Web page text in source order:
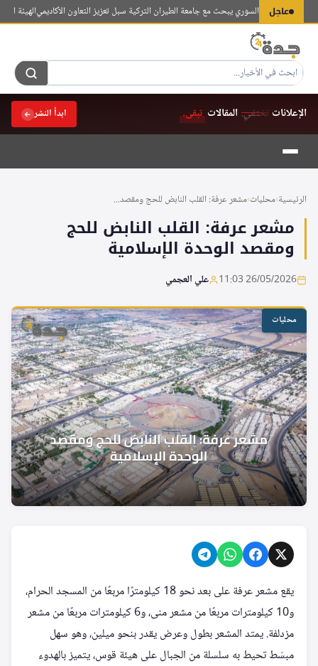
عاجل
العالي السوري يبحث مع جامعة الطيران التركية سبل تعزيز التعاون الأكاديميالهيئة العربية
الإعلانات تختفي.المقالات تبقى. ابدأ النشر
التجاوز
المحتوى
الرئيسية›محليات›مشعر عرفة: القلب النابض للحج ومقصد...
مشعر عرفة: القلب النابض للحج
ومقصد الوحدة الإسلامية
26/05/2026 11:03 علي العجمي
محليات
يقع مشعر عرفة على بعد نحو 18 كيلومترًا مربعًا من المسجد الحرام،
و10 كيلومترات مربعًا من مشعر منى، و6 كيلومترات مربعًا من مشعر
مزدلفة. يمتد المشعر بطول وعرض يقدر بنحو ميلين، وهو سهل
مبسّط تحيط به سلسلة من الجبال على هيئة قوس، يتميز بالهدوء